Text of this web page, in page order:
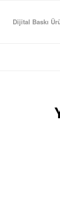
Dijital Baskı